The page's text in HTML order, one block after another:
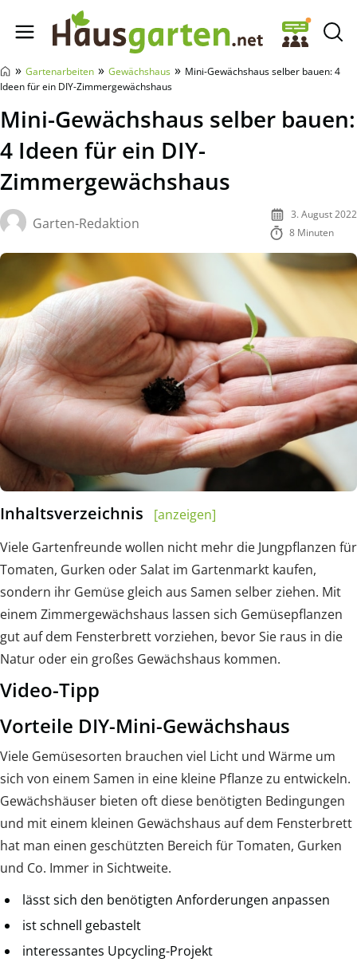
Hausgarten.net
» Gartenarbeiten » Gewächshaus » Mini-Gewächshaus selber bauen: 4
Ideen für ein DIY-Zimmergewächshaus
Mini-Gewächshaus selber bauen:
4 Ideen für ein DIY-
Zimmergewächshaus
Garten-Redaktion
3. August 2022
8 Minuten
Inhaltsverzeichnis
[anzeigen]
Viele Gartenfreunde wollen nicht mehr die Jungpflanzen für
Tomaten, Gurken oder Salat im Gartenmarkt kaufen,
sondern ihr Gemüse gleich aus Samen selber ziehen. Mit
einem Zimmergewächshaus lassen sich Gemüsepflanzen
gut auf dem Fensterbrett vorziehen, bevor Sie raus in die
Natur oder ein großes Gewächshaus kommen.
Video-Tipp
Vorteile DIY-Mini-Gewächshaus
Viele Gemüsesorten brauchen viel Licht und Wärme um
sich von einem Samen in eine kleine Pflanze zu entwickeln.
Gewächshäuser bieten oft diese benötigten Bedingungen
und mit einem kleinen Gewächshaus auf dem Fensterbrett
hat man einen geschützten Bereich für Tomaten, Gurken
und Co. Immer in Sichtweite.
lässt sich den benötigten Anforderungen anpassen
ist schnell gebastelt
interessantes Upcycling-Projekt